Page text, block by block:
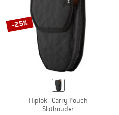
-25%
Hiplok - Carry Pouch
Slothouder